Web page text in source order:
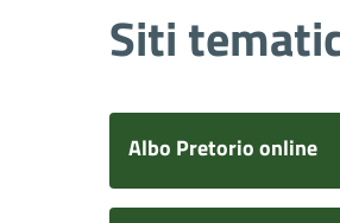
Siti
Albo Pretorio online